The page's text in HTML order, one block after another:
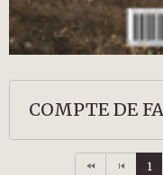
COMPTE DE
1